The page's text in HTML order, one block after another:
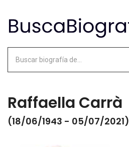
Raffaella Carrà
(18/06/1943 - 05/07/2021)